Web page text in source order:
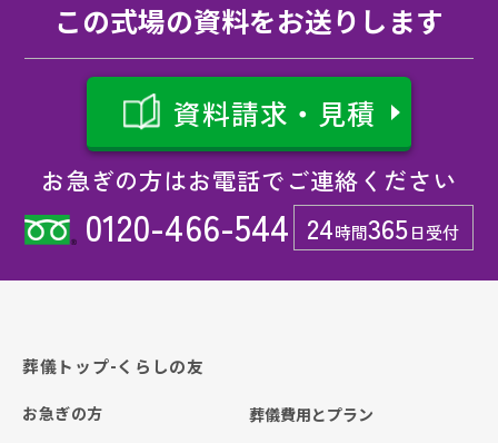
この式場の資料をお送りします
お急ぎの方はお電話でご連絡ください
24時間365日受付
0120-466-544
資料請求・見積
葬儀トップ-くらしの友
お急ぎの方
葬儀費用とプラン